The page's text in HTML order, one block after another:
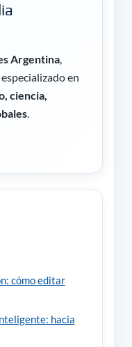
Argentina,
en
ciencia,
.
cómo editar
hacia